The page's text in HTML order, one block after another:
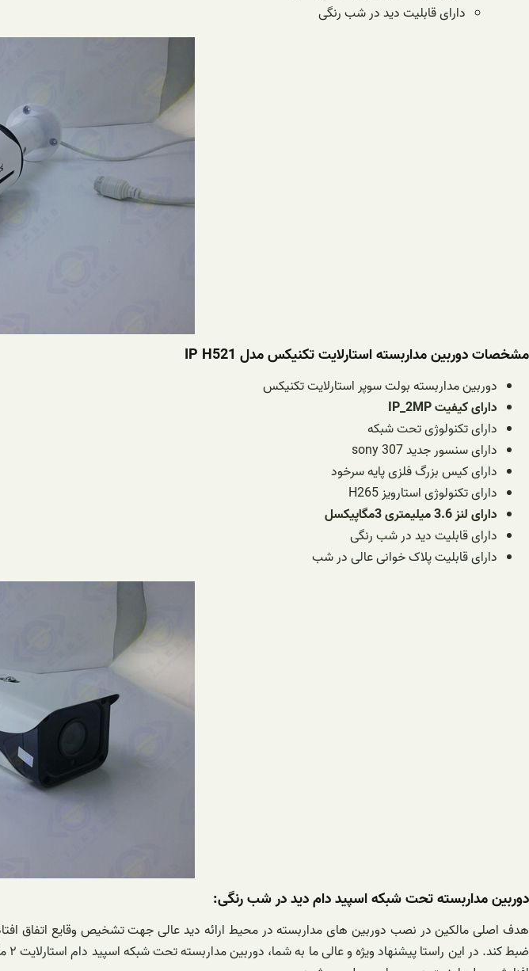
دارای قابلیت دید در شب رنگی
مشخصات دوربین مداربسته استارلایت تکنیکس مدل IP H521
دوربین مداربسته بولت سوپر استارلایت تکنیکس
دارای کیفیت IP_2MP
دارای تکنولوژی تحت شبکه
دارای سنسور جدید sony 307
دارای کیس بزرگ فلزی پایه سرخود
دارای تکنولوژی استارویز H265
دارای لنز 3.6 میلیمتری 3مگاپیکسل
دارای قابلیت دید در شب رنگی
دارای قابلیت پلاک خوانی عالی در شب
دوربین مداربسته تحت شبکه اسپید دام دید در شب رنگی:
هدف اصلی مالکین در نصب دوربین های مداربسته در محیط ارائه دید عالی جهت تشخیص وقایع اتفاق